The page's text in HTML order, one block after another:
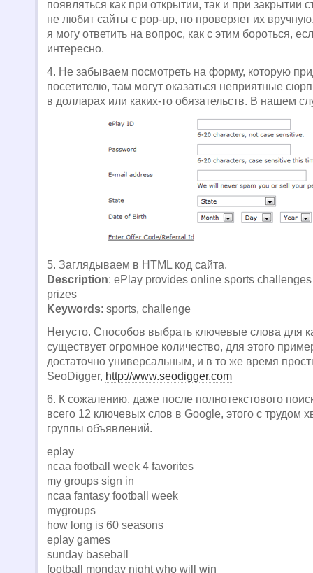
появляться как при открытии, так и при закрытии
не любит сайты с pop-up, но проверяет их
я могу ответить на вопрос, как с этим бороться,
интересно.
4. Не забываем посмотреть на форму, которую
посетителю, там могут оказаться неприятные
в долларах или каких-то обязательств. В нашем
5. Заглядываем в HTML код сайта.
Description: ePlay provides online sports
prizes
Keywords: sports, challenge
Негусто. Способов выбрать ключевые слова для
существует огромное количество, для этого
достаточно универсальным, и в то же время
SeoDigger, http://www.seodigger.com
6. К сожалению, даже после полнотекстового
всего 12 ключевых слов в Google, этого с трудом
группы объявлений.
eplay
ncaa football week 4 favorites
my groups sign in
ncaa fantasy football week
mygroups
how long is 60 seasons
eplay games
sunday baseball
football monday night who will win